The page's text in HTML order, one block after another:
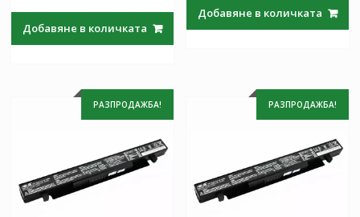
97.97 лв..57.64 лв..
Добавяне в количката
97.97 лв..57.64
Добавяне в количката
РАЗПРОДАЖБА! РАЗПРОДАЖБА!